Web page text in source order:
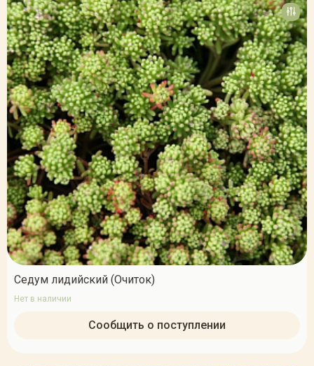
Седум лидийский (Очиток)
Нет в наличии
Сообщить о поступлении